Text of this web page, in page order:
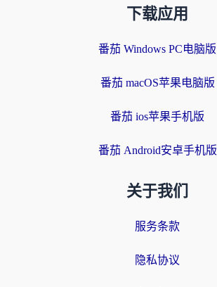
下载应用
番茄 Windows PC电脑版
番茄 macOS苹果电脑版
番茄 ios苹果手机版
番茄 Android安卓手机版
关于我们
服务条款
隐私协议